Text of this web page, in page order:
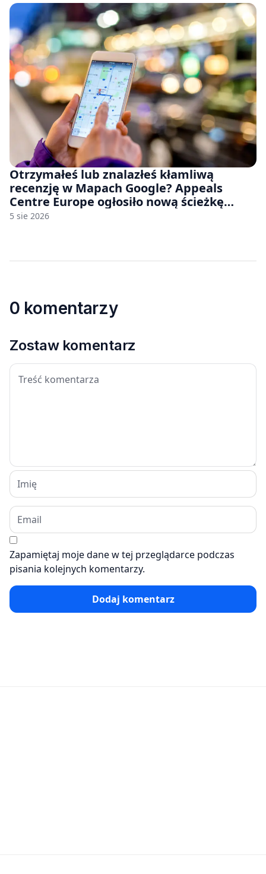
Otrzymałeś lub znalazłeś kłamliwą
recenzję w Mapach Google? Appeals
Centre Europe ogłosiło nową ścieżkę
odwoławczą dla firm i konsumentów
5 sie 2026
0 komentarzy
Zostaw komentarz
Zapamiętaj moje dane w tej przeglądarce podczas
pisania kolejnych komentarzy.
Dodaj komentarz